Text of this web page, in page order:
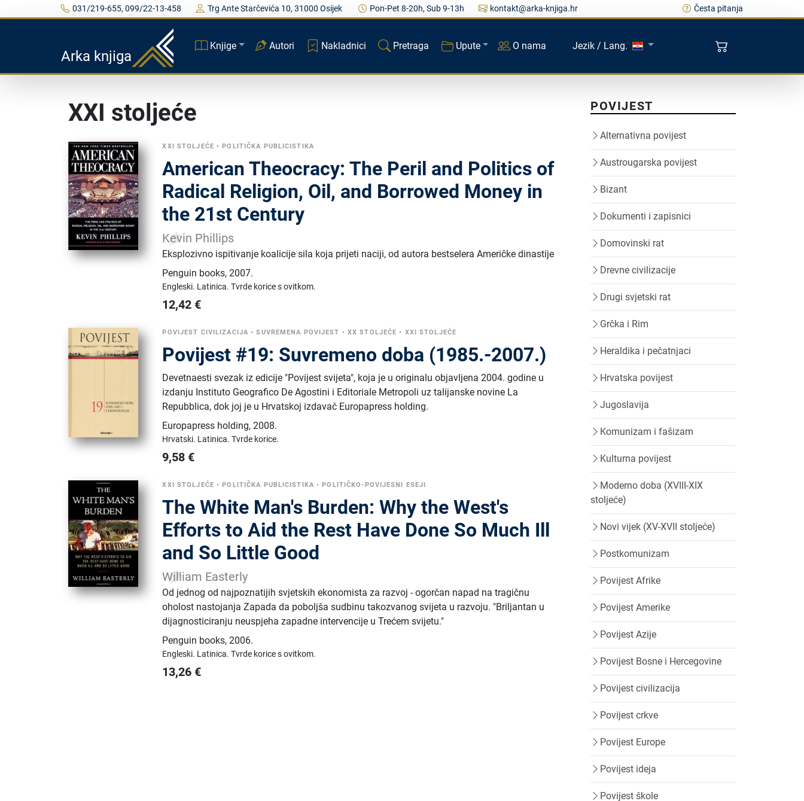
031/219-655, 099/22-13-458 Trg Ante Starčevića 10, 31000 Osijek Pon-Pet 8-20h, Sub 9-13h kontakt@arka-knjiga.hr Česta pitanja
Arka knjiga
Knjige Autori Nakladnici Pretraga Upute O nama Jezik / Lang.
XXI stoljeće
XXI STOLJEĆE •POLITIČKA PUBLICISTIKA
American Theocracy: The Peril and Politics of
Radical Religion, Oil, and Borrowed Money in
the 21st Century
Kevin Phillips
Eksplozivno ispitivanje koalicije sila koja prijeti naciji, od autora bestselera Američke dinastije
Penguin books,2007.
Engleski. Latinica.Tvrde korice s ovitkom.
12,42 €
POVIJEST CIVILIZACIJA •SUVREMENA POVIJEST • XX STOLJEĆE • XXI STOLJEĆE
Povijest #19: Suvremeno doba (1985.-2007.)
Devetnaesti svezak iz edicije "Povijest svijeta", koja je u originalu objavljena 2004. godine u
izdanju Instituto Geografico De Agostini i Editoriale Metropoli uz talijanske novine La
Repubblica, dok joj je u Hrvatskoj izdavač Europapress holding.
Europapress holding,2008.
Hrvatski. Latinica.Tvrde korice.
9,58 €
XXI STOLJEĆE •POLITIČKA PUBLICISTIKA •POLITIČKO-POVIJESNI ESEJI
The White Man's Burden: Why the West's
Efforts to Aid the Rest Have Done So Much Ill
and So Little Good
William Easterly
Od jednog od najpoznatijih svjetskih ekonomista za razvoj - ogorčan napad na tragičnu
oholost nastojanja Zapada da poboljša sudbinu takozvanog svijeta u razvoju. "Briljantan u
dijagnosticiranju neuspjeha zapadne intervencije u Trećem svijetu."
Penguin books,2006.
Engleski. Latinica.Tvrde korice s ovitkom.
13,26 €
POVIJEST
Alternativna povijest
Austrougarska povijest
Bizant
Dokumenti i zapisnici
Domovinski rat
Drevne civilizacije
Drugi svjetski rat
Grčka i Rim
Heraldika i pečatnjaci
Hrvatska povijest
Jugoslavija
Komunizam i fašizam
Kulturna povijest
Moderno doba (XVIII-XIX
stoljeće)
Novi vijek (XV-XVII stoljeće)
Postkomunizam
Povijest Afrike
Povijest Amerike
Povijest Azije
Povijest Bosne i Hercegovine
Povijest civilizacija
Povijest crkve
Povijest Europe
Povijest ideja
Povijest škole